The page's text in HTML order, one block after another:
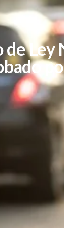
Ley